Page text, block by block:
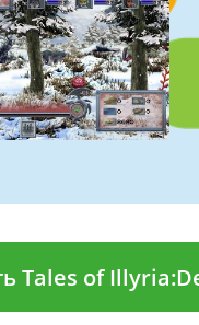
Tales of